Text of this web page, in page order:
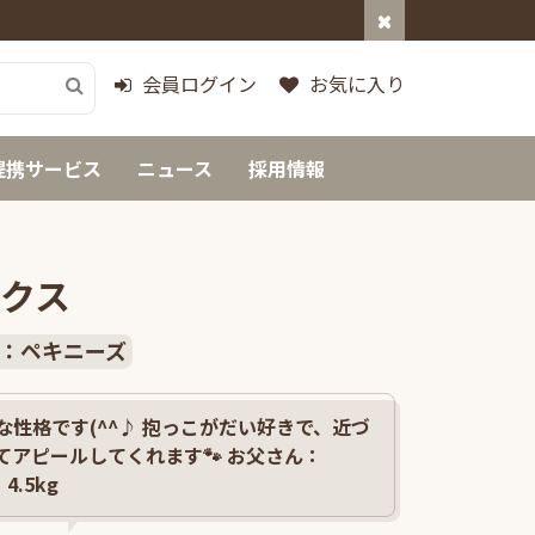
会員ログイン お気に入り
携サービス ニュース 採用情報
ス
ペキニーズ
性格です(^^♪ 抱っこがだい好きで、近づ
アピールしてくれます🐾 お父さん：
4.5kg